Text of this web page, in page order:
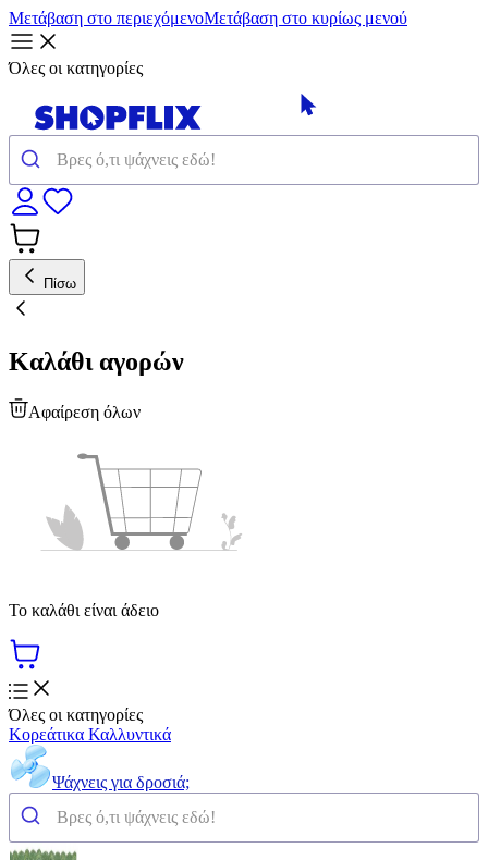
Μετάβαση στο περιεχόμενοΜετάβαση στο κυρίως μενού
Όλες οι κατηγορίες
Πίσω
Καλάθι αγορών
Αφαίρεση όλων
Το καλάθι είναι άδειο
Όλες οι κατηγορίες
Κορεάτικα Καλλυντικά
Ψάχνεις για δροσιά;